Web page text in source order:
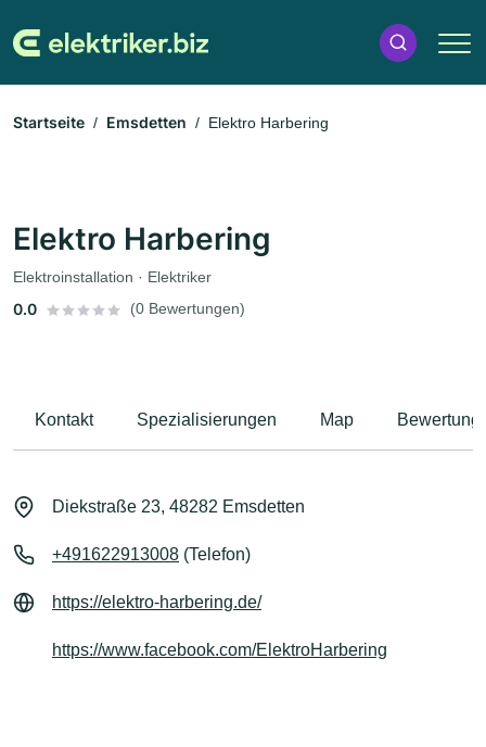
Startseite Emsdetten Elektro Harbering
Elektro Harbering
Elektroinstallation · Elektriker
0.0 (0 Bewertungen)
Kontakt Spezialisierungen Map
Diekstraße 23, 48282 Emsdetten
+491622913008 (Telefon)
https://elektro-harbering.de/
https://www.facebook.com/ElektroHarbering